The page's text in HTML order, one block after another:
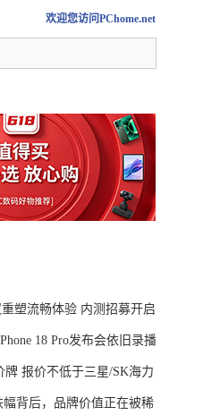
欢迎您访问PChome.net
重塑流畅体验 内测招募开启
18 Pro发布会依旧录播
牌 报价不低于三星/SK海力
幅背后，品牌价值正在被稀